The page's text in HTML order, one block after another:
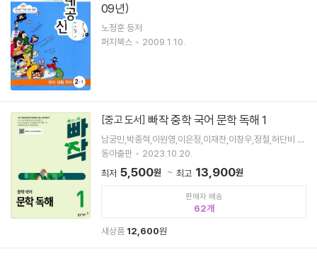
09년)
노정훈 등저
퍼지북스
2009.1.10.
[중고 도서] 빠작 중학 국어 문학 독해 1
남궁민,박종혁,이원영,이은정,이재찬,이창우,정철,허단비 공
저
동아출판
2023.10.20.
최저 5,500원 최고 13,900원
판매자 배송
62
새상품 12,600원